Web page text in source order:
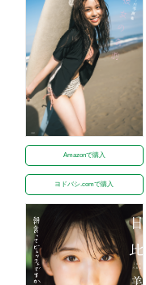
Amazonで購入
ヨドバシ.comで購入